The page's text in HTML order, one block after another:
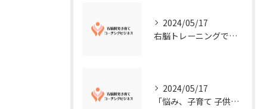
2024/05/17
右脳トレーニングで視覚的センスを磨こう！
2024/05/17
「悩み、子育て 子供の発達」を解決する右脳開発子育てコーチングビジネス業界の魅力とは？